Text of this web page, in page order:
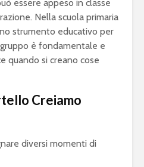
essere appeso in classe
Nella scuola primaria
strumento educativo per
è fondamentale e
quando si creano cose
Creiamo
diversi momenti di